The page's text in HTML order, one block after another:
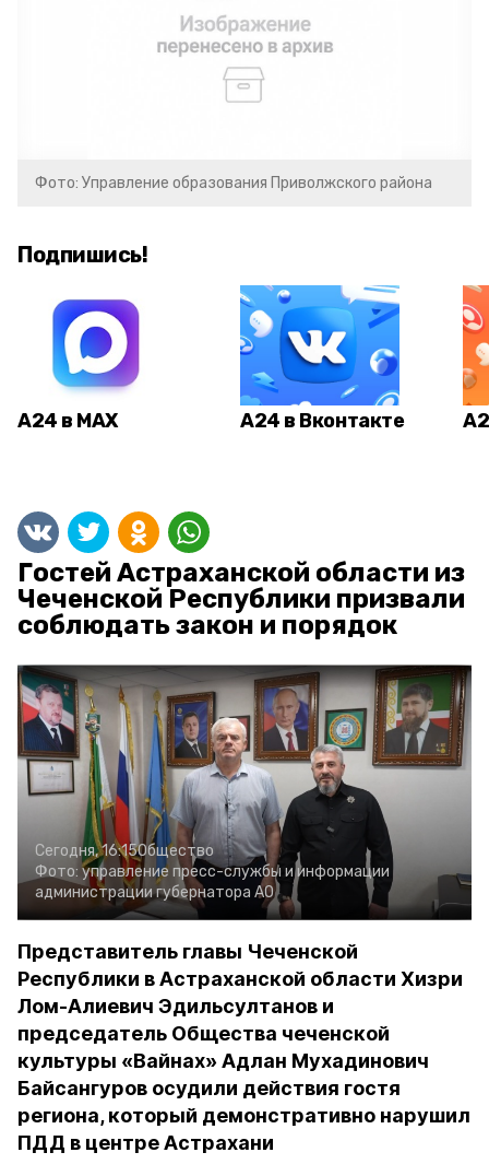
Фото: Управление образования Приволжского района
Подпишись!
А24 в MAX А24 в Вконтакте
Гостей Астраханской области из
Чеченской Республики призвали
соблюдать закон и порядок
Сегодня, 16:15Общество
Фото: управление пресс-службы и информации
администрации губернатора АО
Представитель главы Чеченской
Республики в Астраханской области Хизри
Лом-Алиевич Эдильсултанов и
председатель Общества чеченской
культуры «Вайнах» Адлан Мухадинович
Байсангуров осудили действия гостя
региона, который демонстративно нарушил
ПДД в центре Астрахани